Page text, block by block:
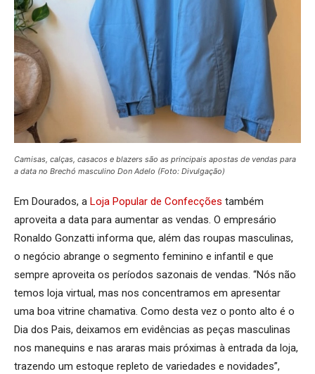
Camisas, calças, casacos e blazers são as principais apostas de vendas para
a data no Brechó masculino Don Adelo (Foto: Divulgação)
Em Dourados, a Loja Popular de Confecções também
aproveita a data para aumentar as vendas. O empresário
Ronaldo Gonzatti informa que, além das roupas masculinas,
o negócio abrange o segmento feminino e infantil e que
sempre aproveita os períodos sazonais de vendas. “Nós não
temos loja virtual, mas nos concentramos em apresentar
uma boa vitrine chamativa. Como desta vez o ponto alto é o
Dia dos Pais, deixamos em evidências as peças masculinas
nos manequins e nas araras mais próximas à entrada da loja,
trazendo um estoque repleto de variedades e novidades”,